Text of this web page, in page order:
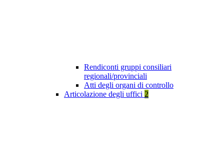
Rendiconti gruppi consiliari
regionali/provinciali
Atti degli organi di controllo
Articolazione degli uffici 2